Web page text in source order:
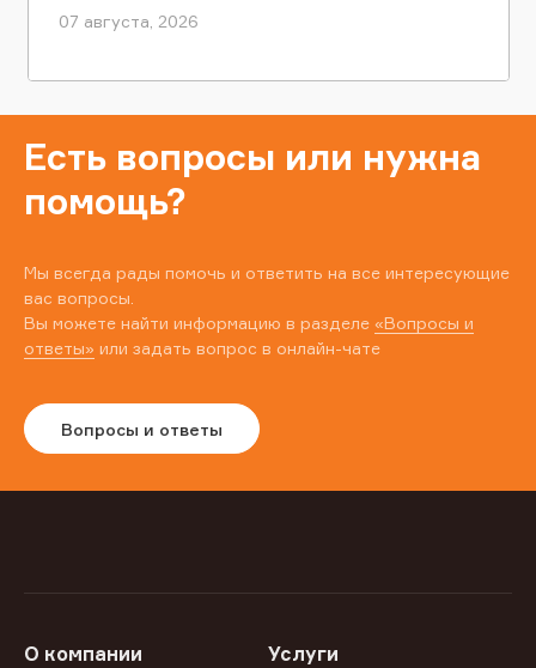
07 августа, 2026
Есть вопросы или нужна
помощь?
Мы всегда рады помочь и ответить на все интересующие
вас вопросы.
Вы можете найти информацию в разделе «Вопросы и
ответы» или задать вопрос в онлайн-чате
Вопросы и ответы
О компании Услуги